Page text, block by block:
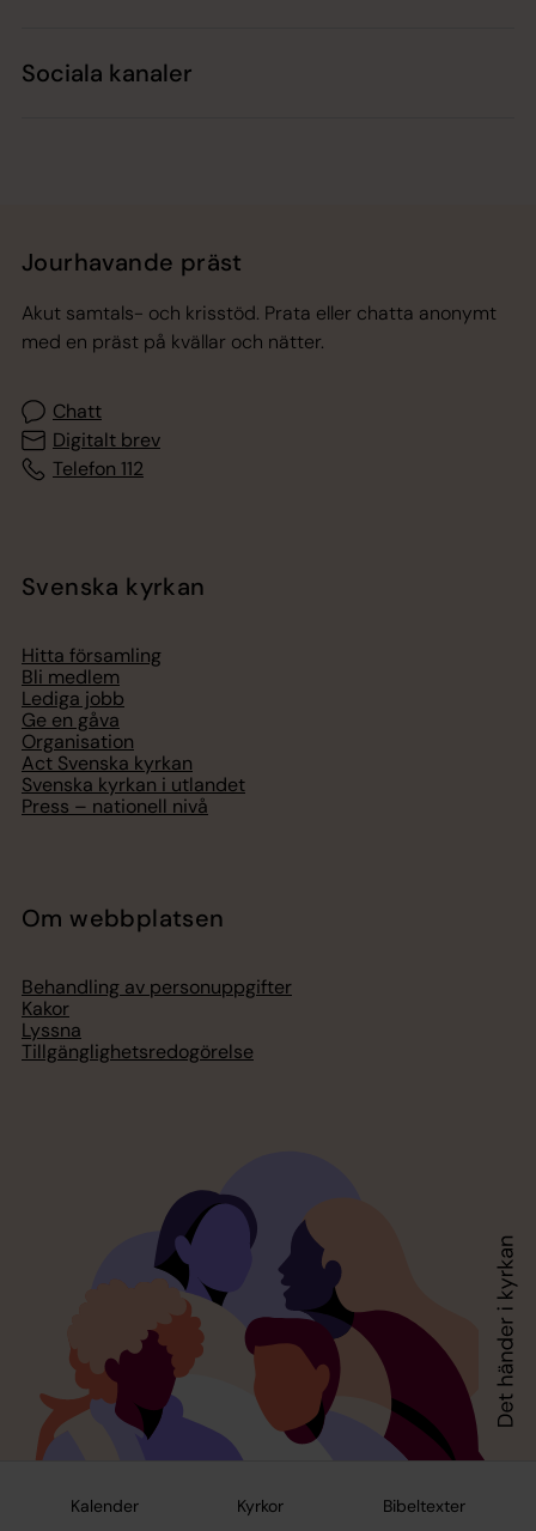
Kalender Kyrkor Bibeltexter
Sociala kanaler
Jourhavande präst
Akut samtals- och krisstöd. Prata eller chatta anonymt
med en präst på kvällar och nätter.
Chatt
Digitalt brev
Telefon 112
Svenska kyrkan
Hitta församling
Bli medlem
Lediga jobb
Ge en gåva
Organisation
Act Svenska kyrkan
Svenska kyrkan i utlandet
Press – nationell nivå
Om webbplatsen
Behandling av personuppgifter
Kakor
Lyssna
Tillgänglighetsredogörelse